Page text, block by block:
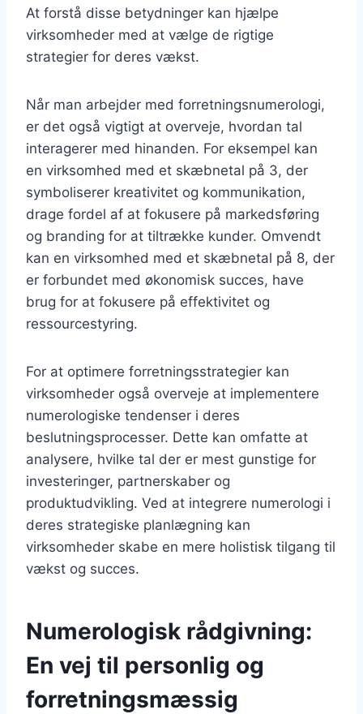
At forstå disse betydninger kan hjælpe
virksomheder med at vælge de rigtige
strategier for deres vækst.
Når man arbejder med forretningsnumerologi,
er det også vigtigt at overveje, hvordan tal
interagerer med hinanden. For eksempel kan
en virksomhed med et skæbnetal på 3, der
symboliserer kreativitet og kommunikation,
drage fordel af at fokusere på markedsføring
og branding for at tiltrække kunder. Omvendt
kan en virksomhed med et skæbnetal på 8, der
er forbundet med økonomisk succes, have
brug for at fokusere på effektivitet og
ressourcestyring.
For at optimere forretningsstrategier kan
virksomheder også overveje at implementere
numerologiske tendenser i deres
beslutningsprocesser. Dette kan omfatte at
analysere, hvilke tal der er mest gunstige for
investeringer, partnerskaber og
produktudvikling. Ved at integrere numerologi i
deres strategiske planlægning kan
virksomheder skabe en mere holistisk tilgang til
vækst og succes.
Numerologisk rådgivning:
En vej til personlig og
forretningsmæssig